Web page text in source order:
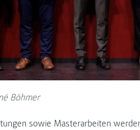
Böhmer
sowie Masterarbeiten